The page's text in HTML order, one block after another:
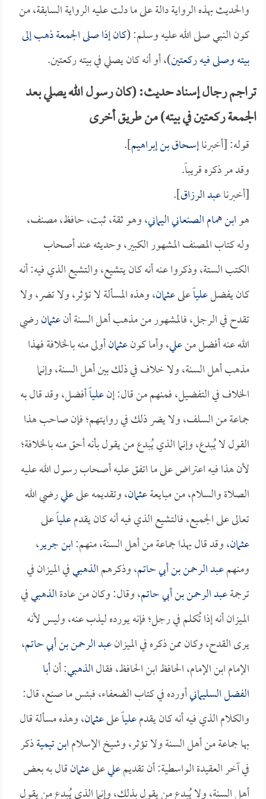
والحديث بهذه الرواية دالة على ما دلت عليه الرواية السابقة، من
كون النبي صلى الله عليه وسلم: (كان إذا صلى الجمعة ذهب إلى
بيته وصلى فيه ركعتين)، أو أنه كان يصلي في بيته ركعتين.
تراجم رجال إسناد حديث: (كان رسول الله يصلي بعد
الجمعة ركعتين في بيته) من طريق أخرى
قوله: [أخبرناإسحاق بن إبراهيم].
وقد مر ذكره قريباً.
[أخبرناعبد الرزاق].
هوابن همام الصنعاني اليماني، وهو ثقة، ثبت، حافظ، مصنف،
وله كتاب المصنف المشهور الكبير، وحديثه عند أصحاب
الكتب الستة، وذكروا عنه أنه كان يتشيع، والتشيع الذي فيه: أنه
كان يفضلعلياًعلىعثمان، وهذه المسألة لا تؤثر، ولا تضر، ولا
تقدح في الرجل، فالمشهور من مذهب أهل السنة أنعثمانرضي
الله عنه أفضل منعلي، وأما كونعثمانأولى منه بالخلافة فهذا
مذهب أهل السنة، ولا خلاف في ذلك بين أهل السنة، وإنما
الخلاف في التفضيل، فمنهم من قال: إنعلياًأفضل، وقد قال به
جماعة من السلف، ولا يضر ذلك في روايتهم؛ فإن صاحب هذا
القول لا يُبدع، وإنما الذي يُبدع من يقول بأنه أحق منه بالخلافة؛
لأن هذا فيه اعتراض على ما اتفق عليه أصحاب رسول الله عليه
الصلاة والسلام، من مبايعةعثمان، وتقديمه علىعليرضي الله
تعالى على الجميع، فالتشيع الذي فيه أنه كان يقدمعلياًعلى
عثمان، وقد قال بهذا جماعة من أهل السنة، منهم:ابن جرير،
ومنهمعبد الرحمن بن أبي حاتم، وذكرهمالذهبيفي الميزان في
ترجمةعبد الرحمن بن أبي حاتم، وقال: وكان من عادةالذهبيفي
الميزان أنه إذا تُكلم في رجل؛ فإنه يورده ليذب عنه، وليس لأنه
يرى القدح، وكان ممن ذكره في الميزانعبد الرحمن بن أبي حاتم،
الإمام ابن الإمام، الحافظ ابن الحافظ، فقالالذهبي: أنأبا
الفضل السليمانيأورده في كتاب الضعفاء، فبئس ما صنع، قال:
والكلام الذي فيه أنه كان يقدمعلياًعلىعثمان، وهذه مسألة قال
بها جماعة من أهل السنة ولا تؤثر، وشيخ الإسلامابن تيميةذكر
في آخر العقيدة الواسطية: أن تقديمعليعلىعثمانقال به بعض